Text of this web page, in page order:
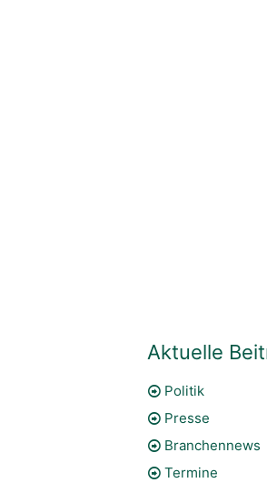
Aktuelle
Politik
Presse
Branchennews
Termine